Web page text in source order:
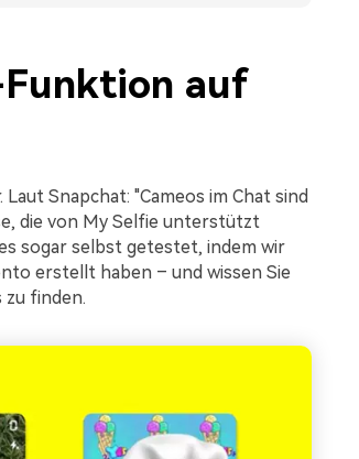
auf
Snapchat: "Cameos im Chat sind
die von My Selfie unterstützt
sogar selbst getestet, indem wir
erstellt haben – und wissen Sie
zu finden.